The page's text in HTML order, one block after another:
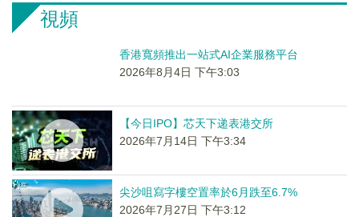
視頻
香港寬頻推出一站式AI企業服務平台
2026年8月4日 下午3:03
【今日IPO】芯天下递表港交所
2026年7月14日 下午3:34
尖沙咀寫字樓空置率於6月跌至6.7%
2026年7月27日 下午3:12